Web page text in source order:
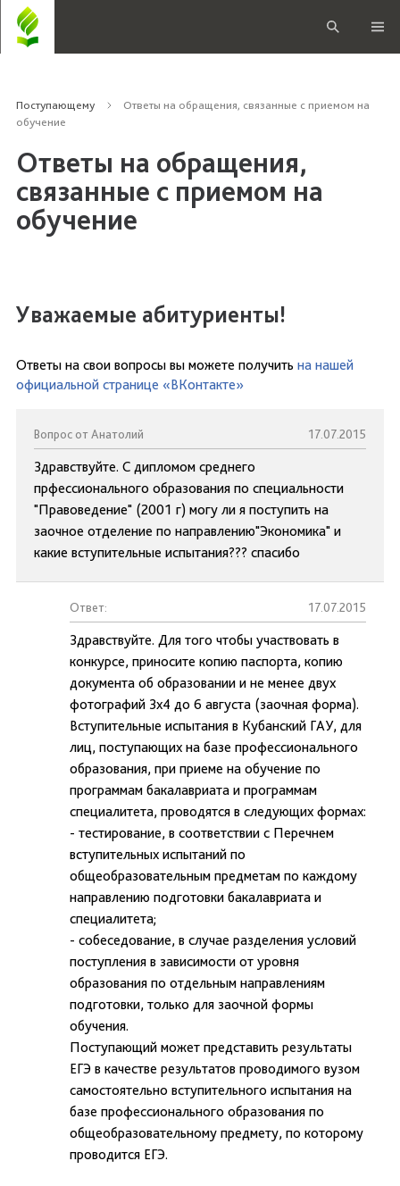
Поступающему
Ответы на обращения, связанные с приемом на
обучение
Ответы на обращения,
связанные с приемом на
обучение
Уважаемые абитуриенты!
Ответы на свои вопросы вы можете получить на нашей
официальной странице «ВКонтакте»
Вопрос от Анатолий 17.07.2015
Здравствуйте. С дипломом среднего
прфессионального образования по специальности
"Правоведение" (2001 г) могу ли я поступить на
заочное отделение по направлению"Экономика" и
какие вступительные испытания??? спасибо
Ответ: 17.07.2015
Здравствуйте. Для того чтобы участвовать в
конкурсе, приносите копию паспорта, копию
документа об образовании и не менее двух
фотографий 3х4 до 6 августа (заочная форма).
Вступительные испытания в Кубанский ГАУ, для
лиц, поступающих на базе профессионального
образования, при приеме на обучение по
программам бакалавриата и программам
специалитета, проводятся в следующих формах:
- тестирование, в соответствии с Перечнем
вступительных испытаний по
общеобразовательным предметам по каждому
направлению подготовки бакалавриата и
специалитета;
- собеседование, в случае разделения условий
поступления в зависимости от уровня
образования по отдельным направлениям
подготовки, только для заочной формы
обучения.
Поступающий может представить результаты
ЕГЭ в качестве результатов проводимого вузом
самостоятельно вступительного испытания на
базе профессионального образования по
общеобразовательному предмету, по которому
проводится ЕГЭ.